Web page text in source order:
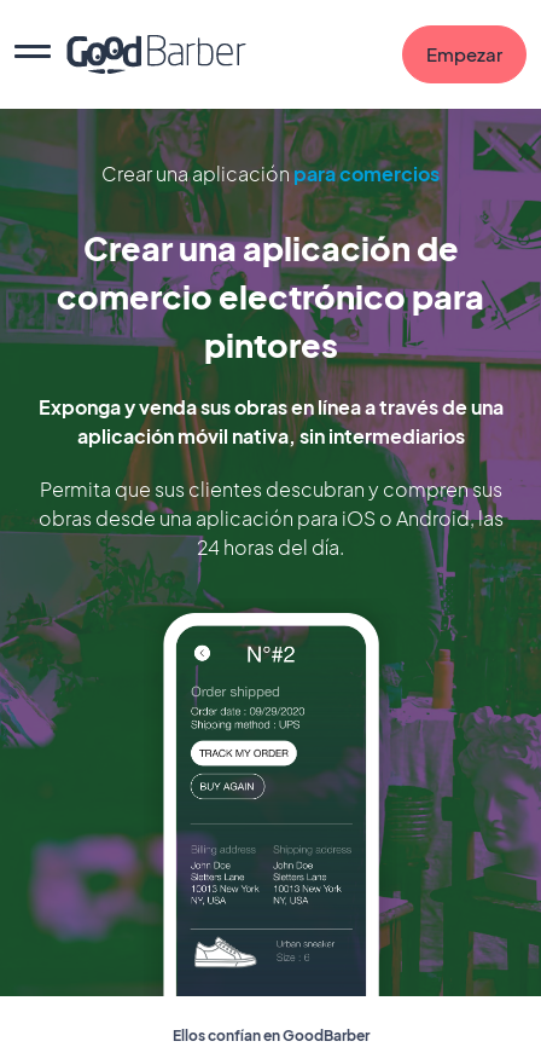
Empezar
Crear una aplicaciónpara comercios
Crear una aplicación de
comercio electrónico para
pintores
Exponga y venda sus obras en línea a través de una
aplicación móvil nativa, sin intermediarios
Permita que sus clientes descubran y compren sus
obras desde una aplicación para iOS o Android, las
24 horas del día.
Ellos confían en GoodBarber